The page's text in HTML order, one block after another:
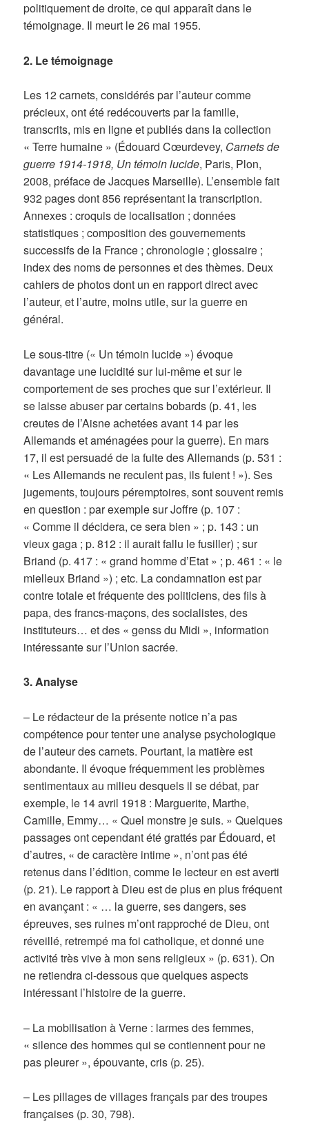
politiquement de droite, ce qui apparaît dans le
témoignage. Il meurt le 26 mai 1955.
2. Le témoignage
Les 12 carnets, considérés par l’auteur comme
précieux, ont été redécouverts par la famille,
transcrits, mis en ligne et publiés dans la collection
« Terre humaine » (Édouard Cœurdevey, Carnets de
guerre 1914-1918, Un témoin lucide, Paris, Plon,
2008, préface de Jacques Marseille). L’ensemble fait
932 pages dont 856 représentant la transcription.
Annexes : croquis de localisation ; données
statistiques ; composition des gouvernements
successifs de la France ; chronologie ; glossaire ;
index des noms de personnes et des thèmes. Deux
cahiers de photos dont un en rapport direct avec
l’auteur, et l’autre, moins utile, sur la guerre en
général.
Le sous-titre (« Un témoin lucide ») évoque
davantage une lucidité sur lui-même et sur le
comportement de ses proches que sur l’extérieur. Il
se laisse abuser par certains bobards (p. 41, les
creutes de l’Aisne achetées avant 14 par les
Allemands et aménagées pour la guerre). En mars
17, il est persuadé de la fuite des Allemands (p. 531 :
« Les Allemands ne reculent pas, ils fuient ! »). Ses
jugements, toujours péremptoires, sont souvent remis
en question : par exemple sur Joffre (p. 107 :
« Comme il décidera, ce sera bien » ; p. 143 : un
vieux gaga ; p. 812 : il aurait fallu le fusiller) ; sur
Briand (p. 417 : « grand homme d’Etat » ; p. 461 : « le
mielleux Briand ») ; etc. La condamnation est par
contre totale et fréquente des politiciens, des fils à
papa, des francs-maçons, des socialistes, des
instituteurs… et des « genss du Midi », information
intéressante sur l’Union sacrée.
3. Analyse
– Le rédacteur de la présente notice n’a pas
compétence pour tenter une analyse psychologique
de l’auteur des carnets. Pourtant, la matière est
abondante. Il évoque fréquemment les problèmes
sentimentaux au milieu desquels il se débat, par
exemple, le 14 avril 1918 : Marguerite, Marthe,
Camille, Emmy… « Quel monstre je suis. » Quelques
passages ont cependant été grattés par Édouard, et
d’autres, « de caractère intime », n’ont pas été
retenus dans l’édition, comme le lecteur en est averti
(p. 21). Le rapport à Dieu est de plus en plus fréquent
en avançant : « … la guerre, ses dangers, ses
épreuves, ses ruines m’ont rapproché de Dieu, ont
réveillé, retrempé ma foi catholique, et donné une
activité très vive à mon sens religieux » (p. 631). On
ne retiendra ci-dessous que quelques aspects
intéressant l’histoire de la guerre.
– La mobilisation à Verne : larmes des femmes,
« silence des hommes qui se contiennent pour ne
pas pleurer », épouvante, cris (p. 25).
– Les pillages de villages français par des troupes
françaises (p. 30, 798).